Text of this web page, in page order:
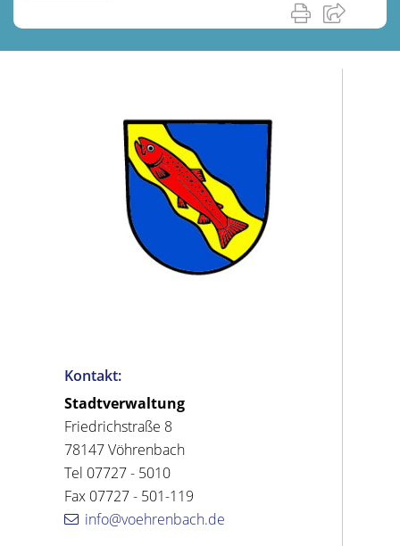
Kontakt:
Stadtverwaltung
Friedrichstraße 8
78147 Vöhrenbach
Tel 07727 - 5010
Fax 07727 - 501-119
info@voehrenbach.de